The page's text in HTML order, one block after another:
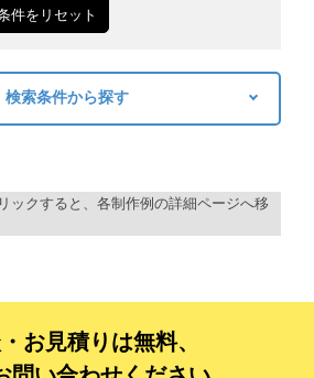
件をリセット
検索条件から探す
コース
ース
ックすると、各制作例の詳細ページへ移
お見積りは無料、